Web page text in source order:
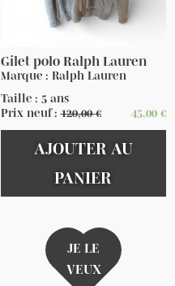
Gilet polo Ralph Lauren
Marque : Ralph Lauren
Taille : 5 ans
Prix neuf :120,00€ 45,00 €
AJOUTER AU
PANIER
JE LE
VEUX